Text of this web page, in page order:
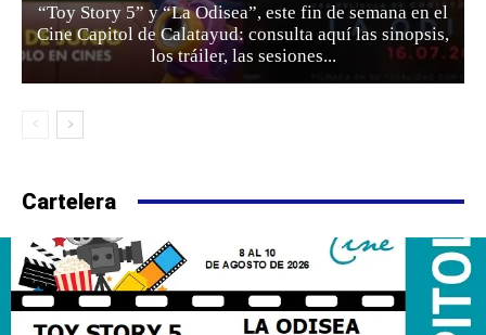
“Toy Story 5” y “La Odisea”, este fin de semana en el
Cine Capitol de Calatayud: consulta aquí las sinopsis,
los tráiler, las sesiones...
Cartelera